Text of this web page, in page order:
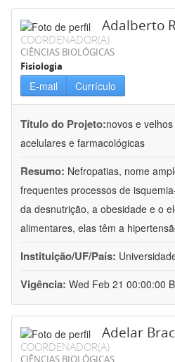
Adalberto
COORDENADOR(A)
CIÊNCIAS BIOLÓGICAS
Fisiologia
E-mail Currículo
Título do Projeto:novos e
acelulares e farmacológicas
Resumo: Nefropatias, nome
frequentes processos de
da desnutrição, a obesidade e o
alimentares, elas têm a
Instituição/UF/País:
Vigência: Wed Feb 21 00:00:00
Adelar
COORDENADOR(A)
CIÊNCIAS BIOLÓGICAS